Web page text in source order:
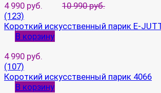
4 990 руб.
10 990 руб.
(123)
Короткий искусственный парик E-
В корзину
4 990 руб.
(107)
Короткий искусственный парик 4066
В корзину